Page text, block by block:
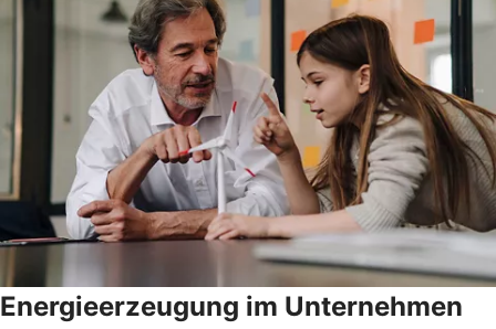
Energieerzeugung im Unternehmen